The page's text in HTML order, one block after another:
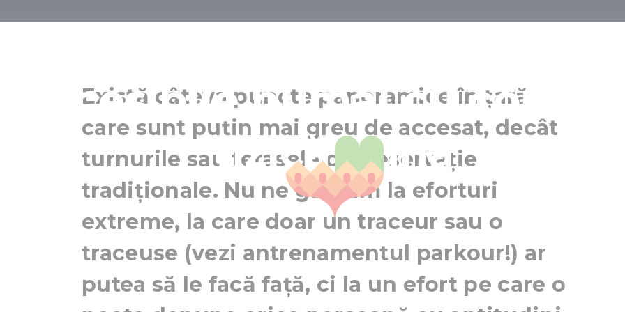
accesibile numai cu
fizică bună
Csóványos
Există câteva puncte panoramice în țară
care sunt puțin mai greu de accesat, decât
turnurile sau terasele de observație
tradiționale. Nu ne gândim la eforturi
extreme, la care doar un traceur sau o
traceuse (vezi antrenamentul parkour!) ar
putea să le facă față, ci la un efort pe care o